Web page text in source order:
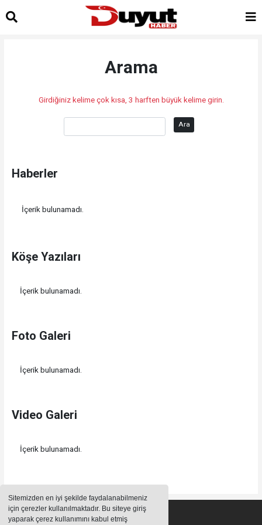
Sitemizden en iyi şekilde faydalanabilmeniz
için çerezler kullanılmaktadır. Bu siteye giriş
yaparak çerez kullanımını kabul etmiş
Arama
Girdiğiniz kelime çok kısa, 3 harften büyük kelime girin.
Ara
Haberler
İçerik bulunamadı.
Köşe Yazıları
İçerik bulunamadı.
Foto Galeri
İçerik bulunamadı.
Video Galeri
İçerik bulunamadı.